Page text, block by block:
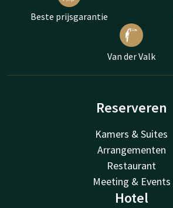
Beste prijsgarantie
Van der Valk
Reserveren
Kamers & Suites
Arrangementen
Restaurant
Meeting & Events
Hotel